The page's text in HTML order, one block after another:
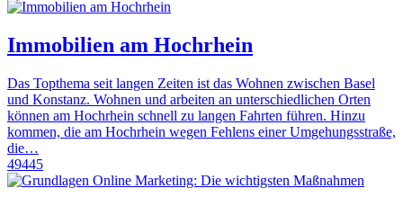
Immobilien am Hochrhein
Das Topthema seit langen Zeiten ist das Wohnen zwischen Basel
und Konstanz. Wohnen und arbeiten an unterschiedlichen Orten
können am Hochrhein schnell zu langen Fahrten führen. Hinzu
kommen, die am Hochrhein wegen Fehlens einer Umgehungsstraße,
die…
49445